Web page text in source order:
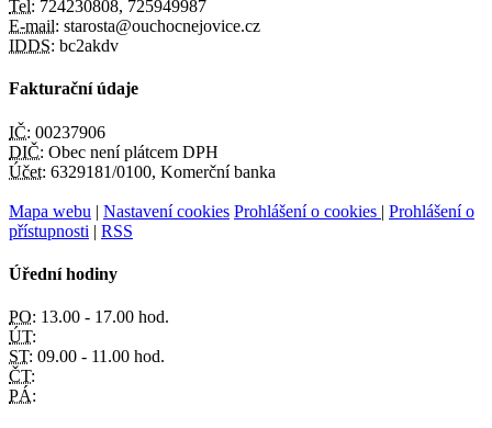
Tel: 724230808, 725949987
E-mail: starosta@ouchocnejovice.cz
IDDS: bc2akdv
Fakturační údaje
IČ: 00237906
DIČ: Obec není plátcem DPH
Účet: 6329181/0100, Komerční banka
Mapa webu | Nastavení cookies Prohlášení o cookies | Prohlášení o
přístupnosti | RSS
Úřední hodiny
PO: 13.00 - 17.00 hod.
ÚT:
ST: 09.00 - 11.00 hod.
ČT:
PÁ: